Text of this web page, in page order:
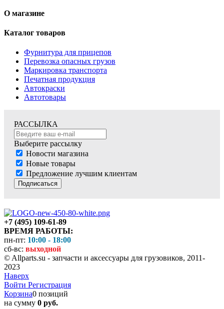
О магазине
Каталог товаров
Фурнитура для прицепов
Перевозка опасных грузов
Маркировка транспорта
Печатная продукция
Автокраски
Автотовары
РАССЫЛКА
Выберите рассылку
Новости магазина
Новые товары
Предложение лучшим клиентам
Подписаться
+7 (495) 109-61-89
ВРЕМЯ РАБОТЫ:
пн-пт: 10:00 - 18:00
сб-вс: выходной
© Allparts.su - запчасти и аксессуары для грузовиков, 2011-
2023
Наверх
Войти Регистрация
Корзина0 позиций
на сумму 0 руб.